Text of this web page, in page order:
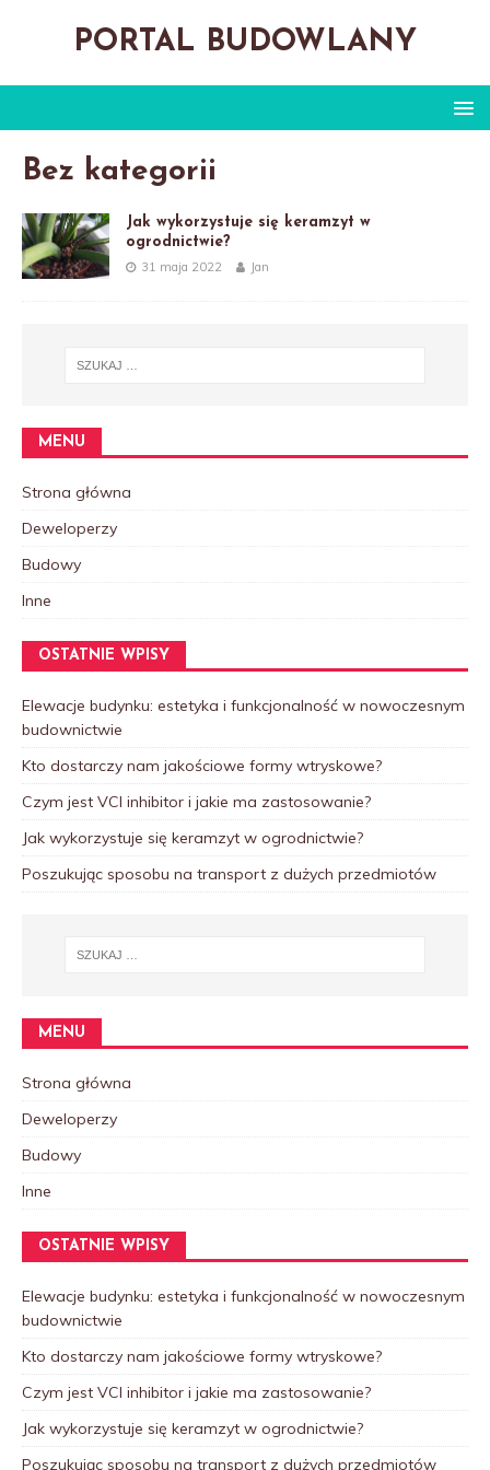
PORTAL BUDOWLANY
Bez kategorii
Jak wykorzystuje się keramzyt w
ogrodnictwie?
31 maja 2022 Jan
MENU
Strona główna
Deweloperzy
Budowy
Inne
OSTATNIE WPISY
Elewacje budynku: estetyka i funkcjonalność w nowoczesnym
budownictwie
Kto dostarczy nam jakościowe formy wtryskowe?
Czym jest VCI inhibitor i jakie ma zastosowanie?
Jak wykorzystuje się keramzyt w ogrodnictwie?
Poszukując sposobu na transport z dużych przedmiotów
MENU
Strona główna
Deweloperzy
Budowy
Inne
OSTATNIE WPISY
Elewacje budynku: estetyka i funkcjonalność w nowoczesnym
budownictwie
Kto dostarczy nam jakościowe formy wtryskowe?
Czym jest VCI inhibitor i jakie ma zastosowanie?
Jak wykorzystuje się keramzyt w ogrodnictwie?
Poszukując sposobu na transport z dużych przedmiotów